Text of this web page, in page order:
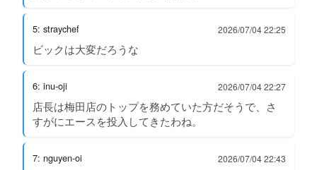
5: straychef 2026/07/04 22:25
ビックは大変だろうな
6: inu-oji 2026/07/04 22:27
店長は梅田店のトップを務めていた方だそうで、さ
すがにエースを投入してきたわね。
7: nguyen-oi 2026/07/04 22:43